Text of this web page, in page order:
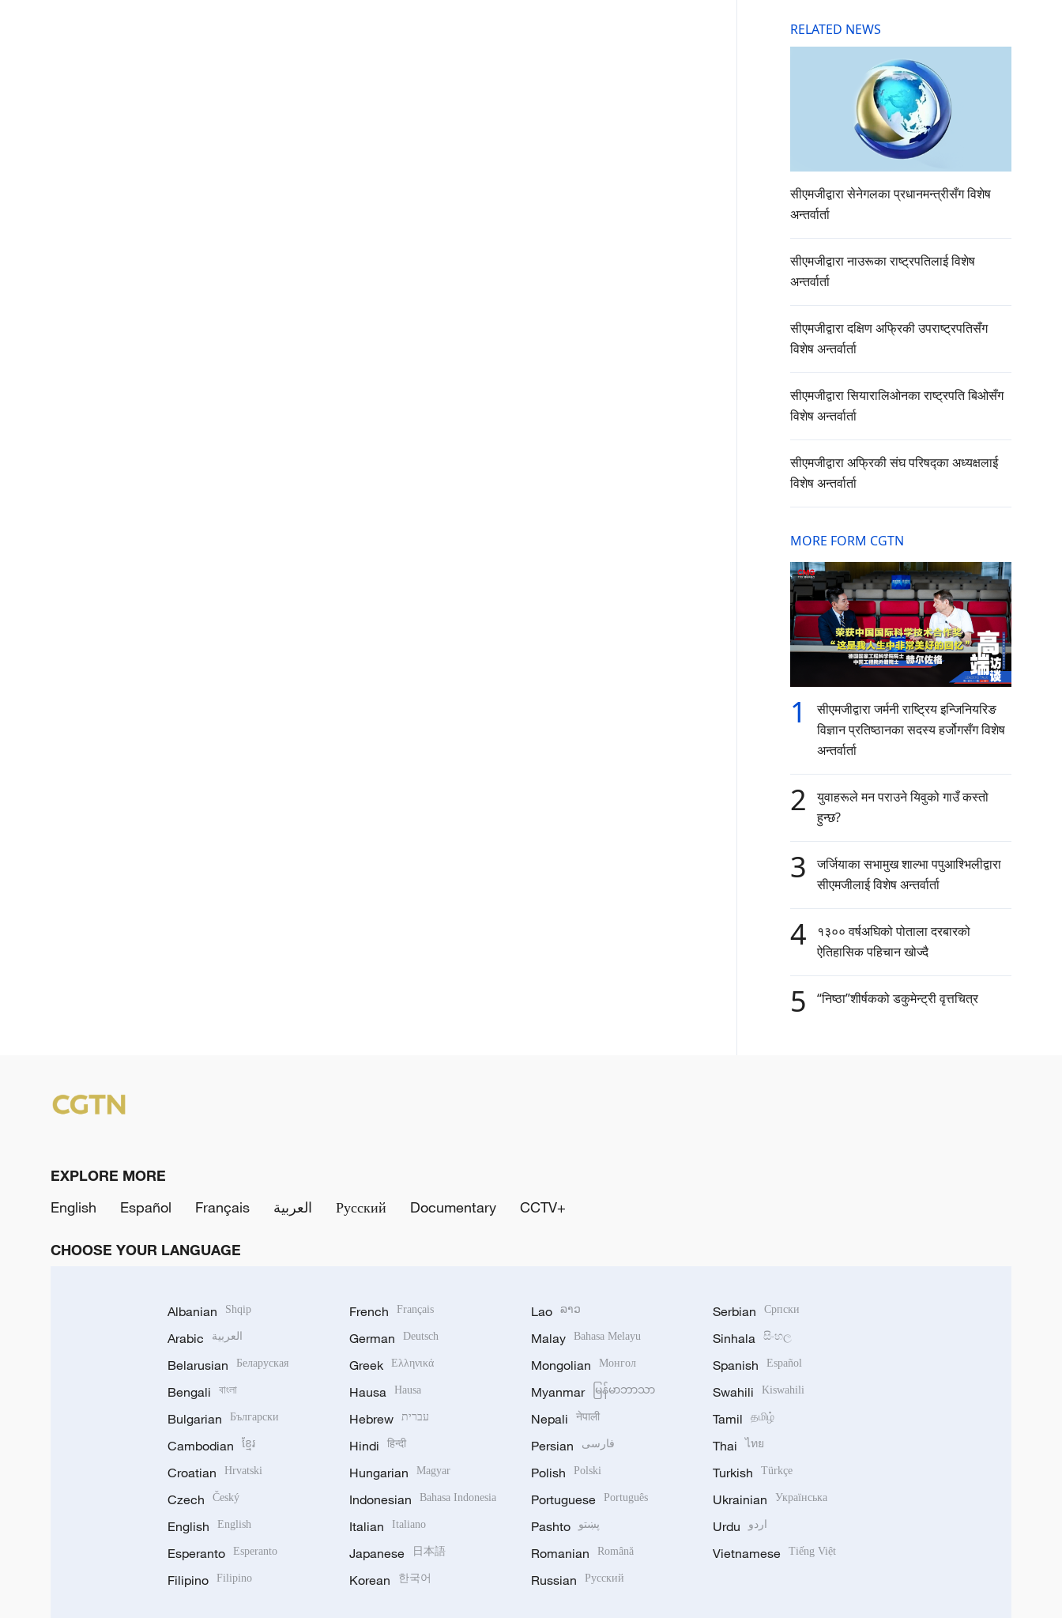
RELATED NEWS
सीएमजीद्वारा सेनेगलका प्रधानमन्त्रीसँग विशेष
अन्तर्वार्ता
सीएमजीद्वारा नाउरूका राष्ट्रपतिलाई विशेष
अन्तर्वार्ता
सीएमजीद्वारा दक्षिण अफ्रिकी उपराष्ट्रपतिसँग
विशेष अन्तर्वार्ता
सीएमजीद्वारा सियारालिओनका राष्ट्रपति बिओसँग
विशेष अन्तर्वार्ता
सीएमजीद्वारा अफ्रिकी संघ परिषद्का अध्यक्षलाई
विशेष अन्तर्वार्ता
MORE FORM CGTN
1
सीएमजीद्वारा जर्मनी राष्ट्रिय इन्जिनियरिङ
विज्ञान प्रतिष्ठानका सदस्य हर्जोगसँग विशेष
अन्तर्वार्ता
2
युवाहरूले मन पराउने यिवुको गाउँ कस्तो
हुन्छ?
3
जर्जियाका सभामुख शाल्भा पपुआश्भिलीद्वारा
सीएमजीलाई विशेष अन्तर्वार्ता
4
१३०० वर्षअघिको पोताला दरबारको
ऐतिहासिक पहिचान खोज्दै
5 “निष्ठा”शीर्षकको डकुमेन्ट्री वृत्तचित्र
EXPLORE MORE
English
Español Français العربية Русский Documentary CCTV+
CHOOSE YOUR LANGUAGE
Albanian Shqip
Arabic العربية
Belarusian Беларуская
Bengali বাংলা
Bulgarian Български
Cambodian ខ្មែរ
Croatian Hrvatski
Czech Český
English English
Esperanto Esperanto
Filipino Filipino
French Français
German Deutsch
Greek Ελληνικά
Hausa Hausa
Hebrew עברית
Hindi हिन्दी
Hungarian Magyar
Indonesian Bahasa Indonesia
Italian Italiano
Japanese 日本語
Korean 한국어
Lao ລາວ
Malay Bahasa Melayu
Mongolian Монгол
Myanmar မြန်မာဘာသာ
Nepali नेपाली
Persian فارسی
Polish Polski
Portuguese Português
Pashto پښتو
Romanian Română
Russian Русский
Serbian Српски
Sinhala සිංහල
Spanish Español
Swahili Kiswahili
Tamil தமிழ்
Thai ไทย
Turkish Türkçe
Ukrainian Українська
Urdu اردو
Vietnamese Tiếng Việt